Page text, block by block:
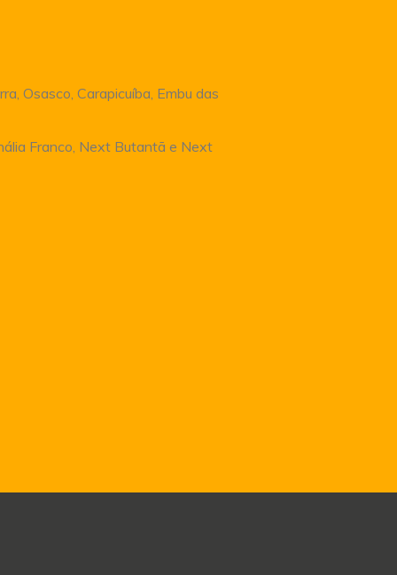
Osasco, Carapicuíba, Embu das
Franco, Next Butantã e Next